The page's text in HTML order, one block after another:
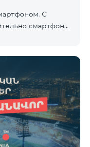
С
смартфон
TeamTok -
можно
1250 драмов в
плана
план Teamtok.
минут на сети